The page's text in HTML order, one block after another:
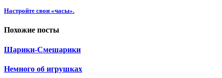
Настройте свои «часы».
Похожие посты
Шарики-Смешарики
Немного об игрушках